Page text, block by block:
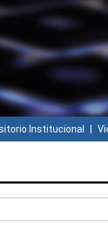
Institucional